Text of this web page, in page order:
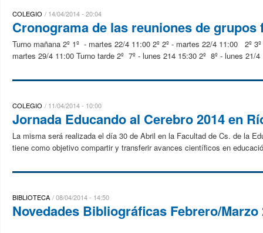
COLEGIO 14/04/2014 - 20:04
Cronograma de las reuniones de
Turno mañana 2º 1º - martes 22/4 11:00 2º 2º - martes 22/4 11:00 2º
martes 29/4 11:00 Turno tarde 2º 7º - lunes 214 15:30 2º 8º - lunes 21/
COLEGIO 11/04/2014 - 10:00
Jornada Educando al Cerebro 2014 en
La misma será realizada el día 30 de Abril en la Facultad de Cs. de la
tiene como objetivo compartir y transferir avances científicos en
BIBLIOTECA 08/04/2014 - 14:50
Novedades Bibliográficas Febrero/Marzo